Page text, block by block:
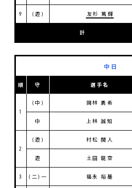
9 (遊) 友杉 篤輝
計
中日
順 守 選手名
1
(中) 岡林 勇希
中 上林 誠知
2
(遊) 村松 開人
遊 土田 龍空
3 (二)一 福永 裕基